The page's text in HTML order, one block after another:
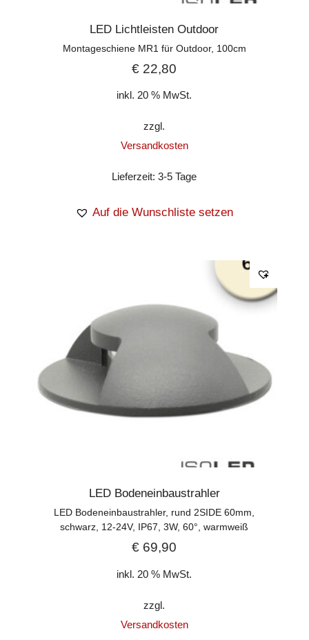
LED Lichtleisten Outdoor
Montageschiene MR1 für Outdoor, 100cm
€ 22,80
inkl. 20 % MwSt.
zzgl.
Versandkosten
Lieferzeit:3-5 Tage
Auf die Wunschliste setzen
LED Bodeneinbaustrahler
LED Bodeneinbaustrahler, rund 2SIDE 60mm,
schwarz, 12-24V, IP67, 3W, 60°, warmweiß
€ 69,90
inkl. 20 % MwSt.
zzgl.
Versandkosten